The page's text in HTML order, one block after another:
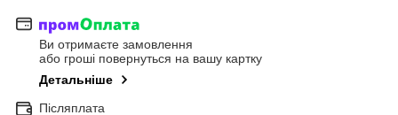
Ви отримаєте замовлення
або гроші повернуться на вашу картку
Детальніше
Післяплата